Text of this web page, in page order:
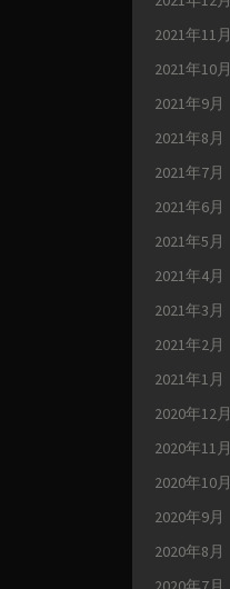
2021年11月
2021年10月
2021年9月
2021年8月
2021年7月
2021年6月
2021年5月
2021年4月
2021年3月
2021年2月
2021年1月
2020年12月
2020年11月
2020年10月
2020年9月
2020年8月